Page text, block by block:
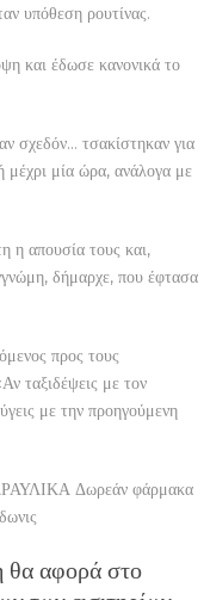
υπόθεση ρουτίνας.
και έδωσε κανονικά το
σχεδόν… τσακίστηκαν για
μέχρι μία ώρα, ανάλογα με
η απουσία τους και,
δήμαρχε, που έφτασα
προς τους
ταξιδέψεις με τον
με την προηγούμενη
Δωρεάν φάρμακα
θα αφορά στο